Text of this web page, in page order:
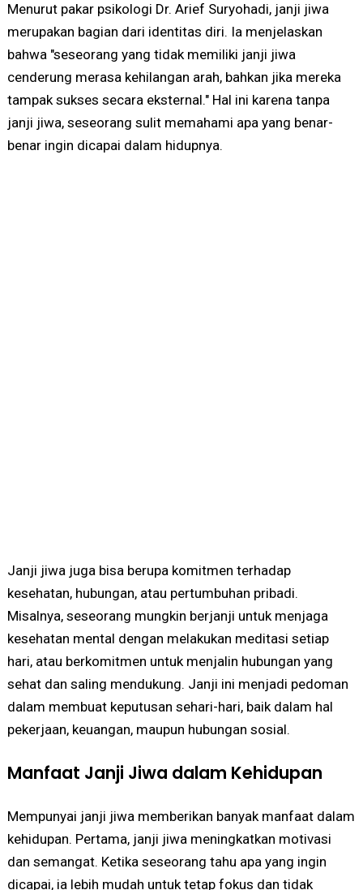
Menurut pakar psikologi Dr. Arief Suryohadi, janji jiwa
merupakan bagian dari identitas diri. Ia menjelaskan
bahwa "seseorang yang tidak memiliki janji jiwa
cenderung merasa kehilangan arah, bahkan jika mereka
tampak sukses secara eksternal." Hal ini karena tanpa
janji jiwa, seseorang sulit memahami apa yang benar-
benar ingin dicapai dalam hidupnya.
Janji jiwa juga bisa berupa komitmen terhadap
kesehatan, hubungan, atau pertumbuhan pribadi.
Misalnya, seseorang mungkin berjanji untuk menjaga
kesehatan mental dengan melakukan meditasi setiap
hari, atau berkomitmen untuk menjalin hubungan yang
sehat dan saling mendukung. Janji ini menjadi pedoman
dalam membuat keputusan sehari-hari, baik dalam hal
pekerjaan, keuangan, maupun hubungan sosial.
Manfaat Janji Jiwa dalam Kehidupan
Mempunyai janji jiwa memberikan banyak manfaat dalam
kehidupan. Pertama, janji jiwa meningkatkan motivasi
dan semangat. Ketika seseorang tahu apa yang ingin
dicapai, ia lebih mudah untuk tetap fokus dan tidak